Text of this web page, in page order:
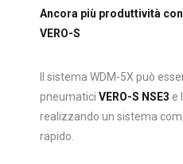
Ancora più produttività
VERO-S
Il sistema WDM-5X può
pneumatici VERO-S NSE3 e
realizzando un sistema
rapido.